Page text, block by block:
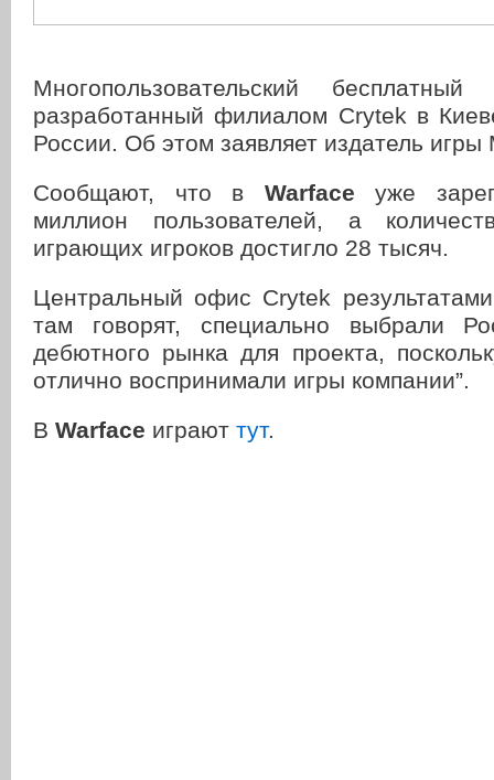
Многопользовательский
разработанный филиалом Crytek в
России. Об этом заявляет издатель игры
Сообщают, что в Warface уже
миллион пользователей, а
играющих игроков достигло 28 тысяч.
Центральный офис Crytek
там говорят, специально выбрали
дебютного рынка для проекта,
отлично воспринимали игры компании”.
В Warface играют тут.